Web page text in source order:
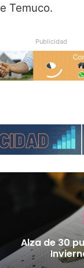
Temuco.
Publicidad
Alza de 30